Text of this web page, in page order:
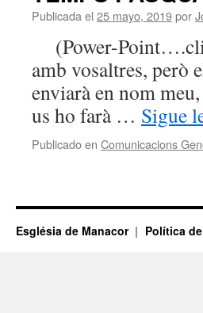
Publicada el 25 mayo, 2019por
(Power-
amb vosaltres, però
enviarà en nom
us ho farà … Sigue
Publicado en Comunicacions
Església de Manacor Política